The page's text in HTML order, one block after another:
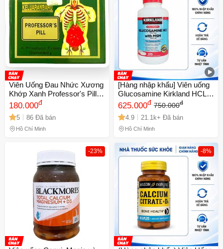
Viên Uống Đau Nhức Xương
Khớp Xanh Professor's Pill -
Hỗ Trợ Sức Khỏe Khớp Từ
Malaysia, Hộp 20 Ống - Mã
1470
180.000đ
5 86 Đã bán
Hồ Chí Minh
[Hàng nhập khẩu] Viên uống
Glucosamine Kirkland HCL
1500mg với MSM 1500mg -
Hỗ trợ xương khớp, hộp 375
viên cho người lớn
625.000đ 750.000đ
4.9 21.1k+ Đã bán
Hồ Chí Minh
-23% -8%